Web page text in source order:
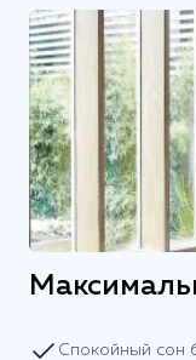
Спокойный сон